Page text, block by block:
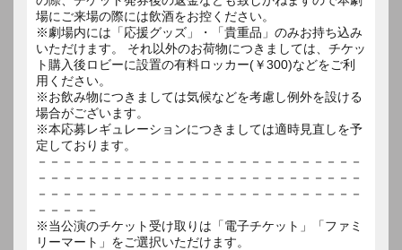
場にご来場の際には飲酒をお控ください。
※劇場内には「応援グッズ」・「貴重品」のみお持ち込み
いただけます。 それ以外のお荷物につきましては、チケッ
ト購入後ロビーに設置の有料ロッカー(￥300)などをご利
用ください。
※お飲み物につきましては気候などを考慮し例外を設ける
場合がございます。
※本応募レギュレーションにつきましては適時見直しを予
定しております。
－－－－－－－－－－－－－－－－－－－－－－－－－－
－－－－－－－－－－－－－－－－－－－－－－－－－－
－－－－－－－－－－－－－－－－－－－－－－－－－－
－－－－－
※当公演のチケット受け取りは「電子チケット」「ファミ
リーマート」をご選択いただけます。